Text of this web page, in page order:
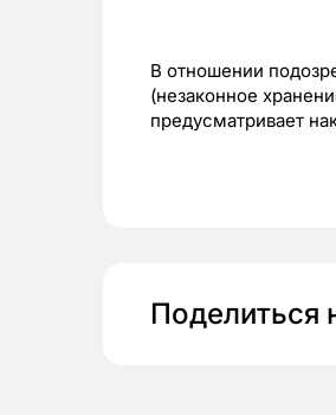
В отношении
(незаконное
предусматривает
Поделиться